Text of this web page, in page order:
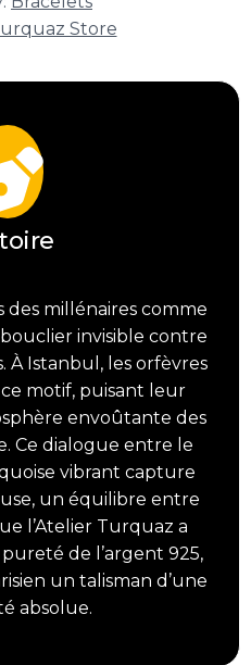
Store
des millénaires comme
invisible contre
À Istanbul, les orfèvres
motif, puisant leur
envoûtante des
Ce dialogue entre le
vibrant capture
un équilibre entre
l’Atelier Turquaz a
de l’argent 925,
un talisman d’une
absolue.